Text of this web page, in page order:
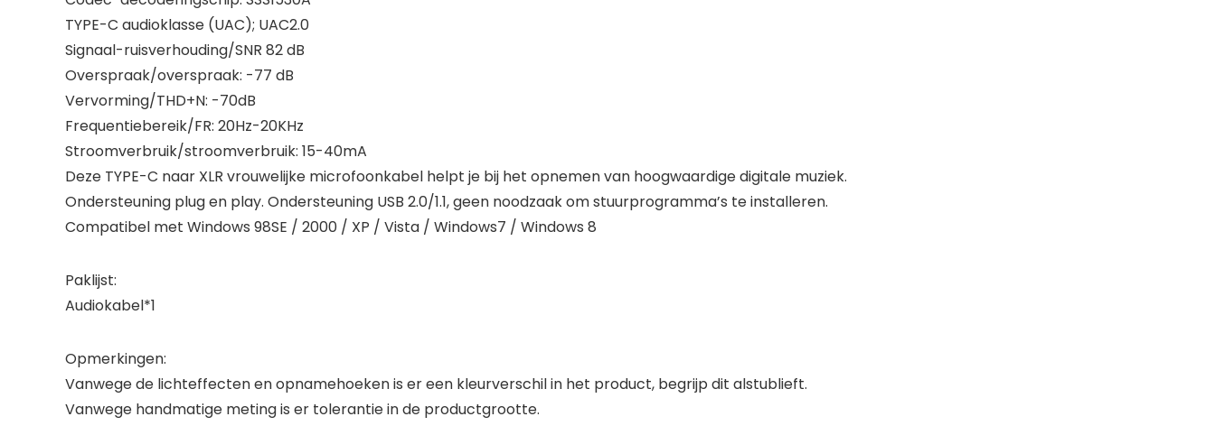
TYPE-C audioklasse (UAC); UAC2.0
Signaal-ruisverhouding/SNR 82 dB
Overspraak/overspraak: -77 dB
Vervorming/THD+N: -70dB
Frequentiebereik/FR: 20Hz-20KHz
Stroomverbruik/stroomverbruik: 15-40mA
Deze TYPE-C naar XLR vrouwelijke microfoonkabel helpt je bij het opnemen van hoogwaardige digitale muziek.
Ondersteuning plug en play. Ondersteuning USB 2.0/1.1, geen noodzaak om stuurprogramma’s te installeren.
Compatibel met Windows 98SE / 2000 / XP / Vista / Windows7 / Windows 8
Paklijst:
Audiokabel*1
Opmerkingen:
Vanwege de lichteffecten en opnamehoeken is er een kleurverschil in het product, begrijp dit alstublieft.
Vanwege handmatige meting is er tolerantie in de productgrootte.